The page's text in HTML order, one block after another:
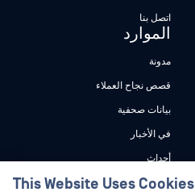
اتصل بنا
الموارد
مدونة
قصص نجاح العملاء
بيانات صحفية
في الأخبار
أحداث
ندوات عبر الإنترنت
This Website Uses Cookies